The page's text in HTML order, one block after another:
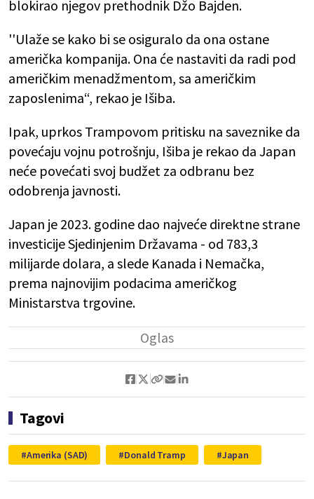
blokirao njegov prethodnik Džo Bajden.
''Ulaže se kako bi se osiguralo da ona ostane
američka kompanija. Ona će nastaviti da radi pod
američkim menadžmentom, sa američkim
zaposlenima“, rekao je Išiba.
Ipak, uprkos Trampovom pritisku na saveznike da
povećaju vojnu potrošnju, Išiba je rekao da Japan
neće povećati svoj budžet za odbranu bez
odobrenja javnosti.
Japan je 2023. godine dao najveće direktne strane
investicije Sjedinjenim Državama - od 783,3
milijarde dolara, a slede Kanada i Nemačka,
prema najnovijim podacima američkog
Ministarstva trgovine.
Tagovi
Amerika (SAD) Donald Tramp Japan